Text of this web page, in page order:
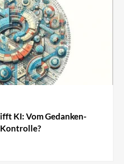
KI: Vom Gedanken-
Kontrolle?